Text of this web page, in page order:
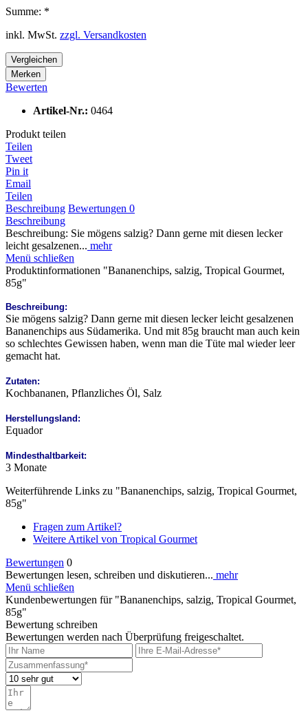
Summe: *
inkl. MwSt. zzgl. Versandkosten
Vergleichen
Merken
Bewerten
Artikel-Nr.: 0464
Produkt teilen
Teilen
Tweet
Pin it
Email
Teilen
Beschreibung Bewertungen 0
Beschreibung
Beschreibung: Sie mögens salzig? Dann gerne mit diesen lecker
leicht gesalzenen... mehr
Menü schließen
Produktinformationen "Bananenchips, salzig, Tropical Gourmet,
85g"
Beschreibung:
Sie mögens salzig? Dann gerne mit diesen lecker leicht gesalzenen
Bananenchips aus Südamerika. Und mit 85g braucht man auch kein
so schlechtes Gewissen haben, wenn man die Tüte mal wieder leer
gemacht hat.
Zutaten:
Kochbananen, Pflanzliches Öl, Salz
Herstellungsland:
Equador
Mindesthaltbarkeit:
3 Monate
Weiterführende Links zu "Bananenchips, salzig, Tropical Gourmet,
85g"
Fragen zum Artikel?
Weitere Artikel von Tropical Gourmet
Bewertungen 0
Bewertungen lesen, schreiben und diskutieren... mehr
Menü schließen
Kundenbewertungen für "Bananenchips, salzig, Tropical Gourmet,
85g"
Bewertung schreiben
Bewertungen werden nach Überprüfung freigeschaltet.